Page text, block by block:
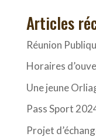
Articles
Réunion
Horaires
Une jeune
Pass Sport
Projet